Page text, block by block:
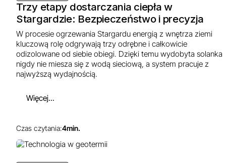
Trzy etapy dostarczania ciepła w
Stargardzie: Bezpieczeństwo i precyzja
W procesie ogrzewania Stargardu energią z wnętrza ziemi
kluczową rolę odgrywają trzy odrębne i całkowicie
odizolowane od siebie obiegi. Dzięki temu wydobyta solanka
nigdy nie miesza się z wodą sieciową, a system pracuje z
najwyższą wydajnością.
Więcej...
Czas czytania:4min.